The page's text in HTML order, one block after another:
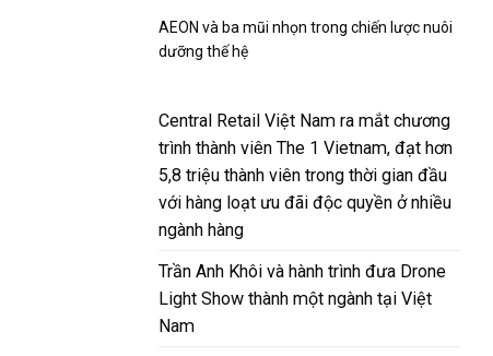
AEON và ba mũi nhọn trong chiến lược nuôi
dưỡng thế hệ
Central Retail Việt Nam ra mắt chương
trình thành viên The 1 Vietnam, đạt hơn
5,8 triệu thành viên trong thời gian đầu
với hàng loạt ưu đãi độc quyền ở nhiều
ngành hàng
Trần Anh Khôi và hành trình đưa Drone
Light Show thành một ngành tại Việt
Nam